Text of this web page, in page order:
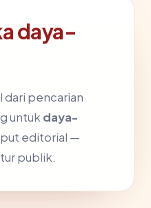
daya-
dari pencarian
untuk daya-
editorial —
publik.